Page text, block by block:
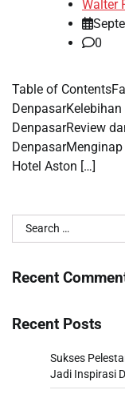
Walter
0
Table of
DenpasarReview
Hotel Aston […]
Search
for:
Recent
Recent Posts
Sukses
Jadi Inspirasi